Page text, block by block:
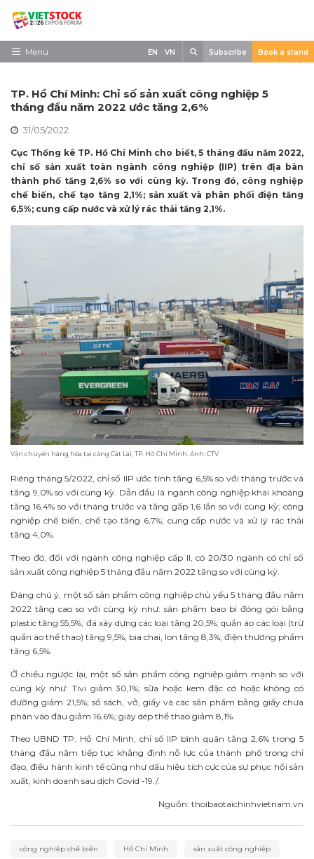
Skip
contentMenu
Về triển lãm
Trưng Bày
Tham Quan
Tin tức
Liên Hệ
EN VN Subscribe Book a stand
TP. Hồ Chí Minh: Chỉ số sản xuất công nghiệp 5
tháng đầu năm 2022 ước tăng 2,6%
31/05/2022
Cục Thống kê TP. Hồ Chí Minh cho biết, 5 tháng đầu năm 2022,
chỉ số sản xuất toàn ngành công nghiệp (IIP) trên địa bàn
thành phố tăng 2,6% so với cùng kỳ. Trong đó, công nghiệp
chế biến, chế tạo tăng 2,1%; sản xuất và phân phối điện tăng
6,5%; cung cấp nước và xử lý rác thải tăng 2,1%.
Vận chuyển hàng hóa tại cảng Cát Lái, TP. Hồ Chí Minh. Ảnh: CTV
Riêng tháng 5/2022, chỉ số IIP ước tính tăng 6,5% so với tháng trước và
tăng 9,0% so với cùng kỳ. Dẫn đầu là ngành công nghiệp khai khoáng
tăng 16,4% so với tháng trước và tăng gấp 1,6 lần so với cùng kỳ; công
nghiệp chế biến, chế tạo tăng 6,7%; cung cấp nước và xử lý rác thải
tăng 4,0%.
Theo đó, đối với ngành công nghiệp cấp II, có 20/30 ngành có chỉ số
sản xuất công nghiệp 5 tháng đầu năm 2022 tăng so với cùng kỳ.
Đáng chú ý, một số sản phẩm công nghiệp chủ yếu 5 tháng đầu năm
2022 tăng cao so với cùng kỳ như: sản phẩm bao bì đóng gói bằng
plastic tăng 55,5%; đá xây dựng các loại tăng 20,5%; quần áo các loại (trừ
quần áo thể thao) tăng 9,5%; bia chai, lon tăng 8,3%; điện thương phẩm
tăng 6,5%.
Ở chiều ngược lại, một số sản phẩm công nghiệp giảm mạnh so với
cùng kỳ như: Tivi giảm 30,1%; sữa hoặc kem đặc có hoặc không có
đường giảm 21,5%; sổ sách, vở, giấy và các sản phẩm bằng giấy chưa
phân vào đâu giảm 16,6%; giày dép thể thao giảm 8,1%.
Theo UBND TP. Hồ Chí Minh, chỉ số IIP bình quân tăng 2,6% trong 5
tháng đầu năm tiếp tục khẳng định nỗ lực của thành phố trong chỉ
đạo, điều hành kinh tế cũng như dấu hiệu tích cực của sự phục hồi sản
xuất, kinh doanh sau dịch Covid -19./.
Nguồn: thoibaotaichinhvietnam.vn
công nghiệp chế biến Hồ Chí Minh sản xuất công nghiệp